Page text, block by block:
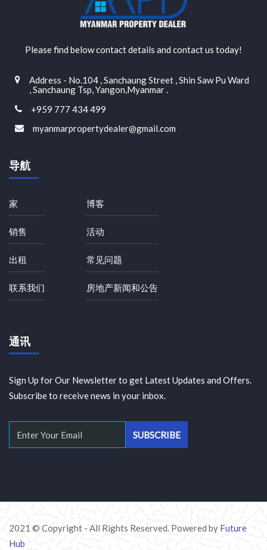
Please find below contact details and contact us today!
Address - No.104 , Sanchaung Street , Shin Saw Pu Ward
, Sanchaung Tsp, Yangon,Myanmar .
+959 777 434 499
myanmarpropertydealer@gmail.com
导航
家
销售
出租
联系我们
博客
活动
常见问题
房地产新闻和公告
通讯
Sign Up for Our Newsletter to get Latest Updates and Offers.
Subscribe to receive news in your inbox.
2021 © Copyright - All Rights Reserved. Powered by Future
Hub